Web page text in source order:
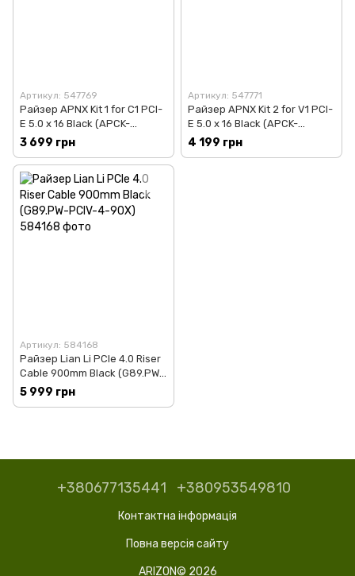
Артикул: 547769
Райзер APNX Kit 1 for C1 PCI-
E 5.0 x 16 Black (APCK-
AX01V00.11)
3 699 грн
Артикул: 547771
Райзер APNX Kit 2 for V1 PCI-
E 5.0 x 16 Black (APCK-
AX02V00.11)
4 199 грн
Артикул: 584168
Райзер Lian Li PCIe 4.0 Riser
Cable 900mm Black (G89.PW-
PCIV-4-90X)
5 999 грн
+380677135441 +380953549810
Контактна інформація
Повна версія сайту
ARIZON© 2026